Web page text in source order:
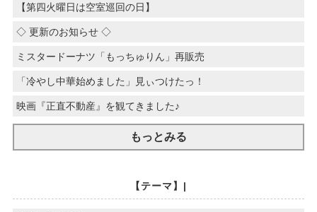
【第四火曜日は空室巡回の日】
◇ 更新のお知らせ ◇
ミスタードーナツ「もっちゅりん」再販売
「冷やし中華始めました」見ぃつけたっ！
映画『正直不動産』を観てきました♪
もっとみる
【テーマ】|